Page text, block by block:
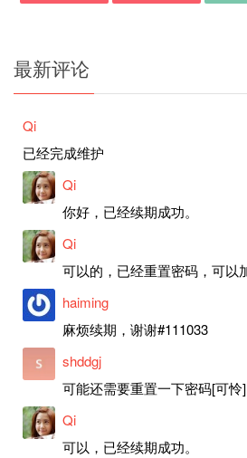
最新评论
Qi
已经完成维护
Qi
你好，已经续期成功。
Qi
haiming
麻烦续期，谢谢#111033
shddgj
可能还需要重置一下密码[可怜]
Qi
可以，已经续期成功。